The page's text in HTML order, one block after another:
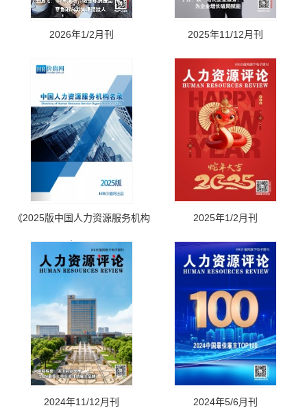
2026年1/2月刊 2025年11/12月刊
《2025版中国人力资源服务机构
名录》
2025年1/2月刊
2024年11/12月刊 2024年5/6月刊